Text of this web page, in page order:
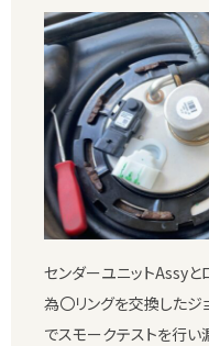
センダーユニットAssyと
為〇リングを交換したジ
でスモークテストを行い